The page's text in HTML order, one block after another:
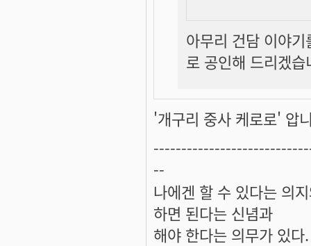
아무리 건담 이야
로 공인해 드리겠습
'개구리 중사 케로로' 압
--
나에겐 할 수 있다는 의
하면 된다는 신념과
해야 한다는 의무가 있다.